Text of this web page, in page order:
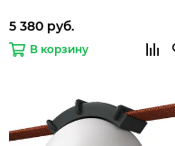
5 380 руб.
В корзину